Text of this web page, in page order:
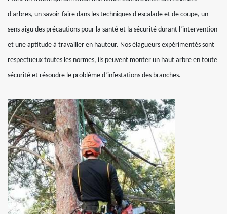
d'arbres, un savoir-faire dans les techniques d'escalade et de coupe, un
sens aigu des précautions pour la santé et la sécurité durant l’intervention
et une aptitude à travailler en hauteur. Nos élagueurs expérimentés sont
respectueux toutes les normes, ils peuvent monter un haut arbre en toute
sécurité et résoudre le problème d’infestations des branches.